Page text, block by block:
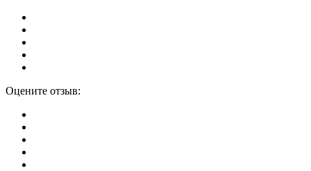
Оцените отзыв: